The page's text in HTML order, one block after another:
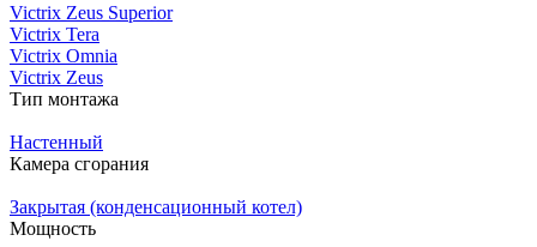
Victrix Zeus Superior
Victrix Tera
Victrix Omnia
Victrix Zeus
Тип монтажа
Настенный
Камера сгорания
Закрытая (конденсационный котел)
Мощность